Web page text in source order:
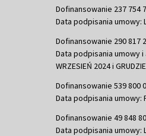
Dofinansowanie 237 754
Data podpisania umowy:
Dofinansowanie 290 817
Data podpisania umowy i
WRZESIEŃ 2024 i
Dofinansowanie 539 800
Data podpisania umowy:
Dofinansowanie 49 848
Data podpisania umowy: